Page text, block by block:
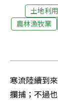
土地利用
農林漁牧業
寒流陸續到
攔捕；不過